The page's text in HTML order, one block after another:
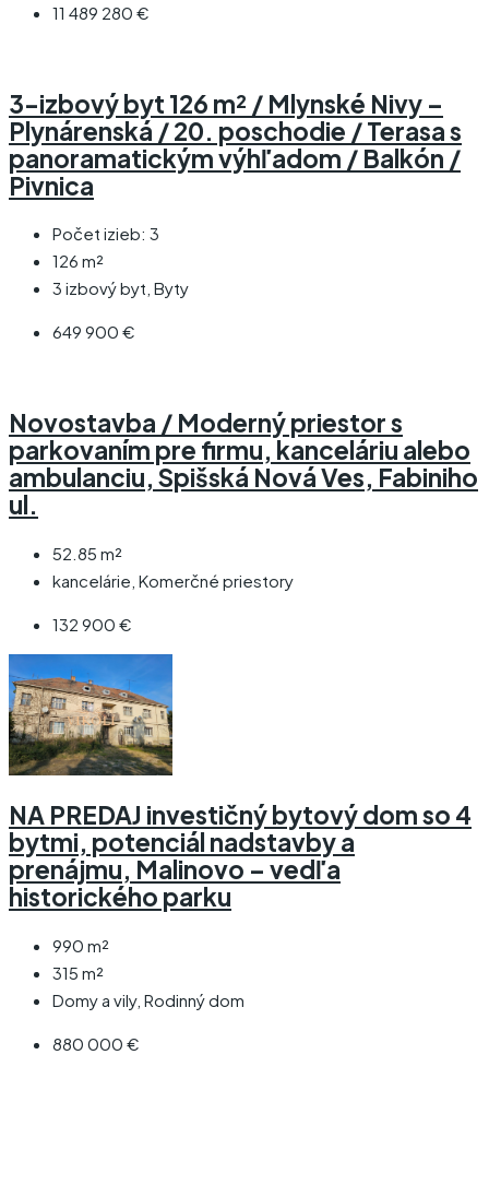
11 489 280 €
3-izbový byt 126 m² / Mlynské Nivy –
Plynárenská / 20. poschodie / Terasa s
panoramatickým výhľadom / Balkón /
Pivnica
Počet izieb: 3
126 m²
3 izbový byt, Byty
649 900 €
Novostavba / Moderný priestor s
parkovaním pre firmu, kanceláriu alebo
ambulanciu, Spišská Nová Ves, Fabiniho
ul.
52.85 m²
kancelárie, Komerčné priestory
132 900 €
NA PREDAJ investičný bytový dom so 4
bytmi, potenciál nadstavby a
prenájmu, Malinovo – vedľa
historického parku
990 m²
315 m²
Domy a vily, Rodinný dom
880 000 €